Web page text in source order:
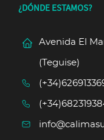
¿DÓNDE ESTAMOS?
Avenida El
(Teguise)